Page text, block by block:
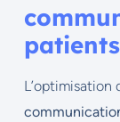
patients
L’optimisation